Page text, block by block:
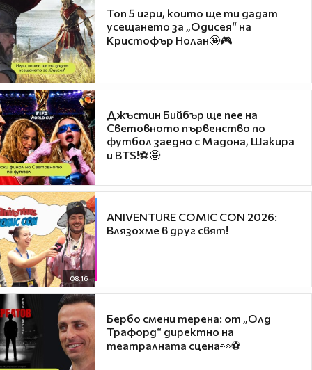
Топ 5 игри, които ще ти дадат
усещането за „Одисея“ на
Кристофър Нолан🤩🎮
Джъстин Бийбър ще пее на
Световното първенство по
футбол заедно с Мадона, Шакира
и BTS!⚽🤩
08:16
ANIVENTURE COMIC CON 2026:
Влязохме в друг свят!
Бербо смени терена: от „Олд
Трафорд“ директно на
театралната сцена👀⚽